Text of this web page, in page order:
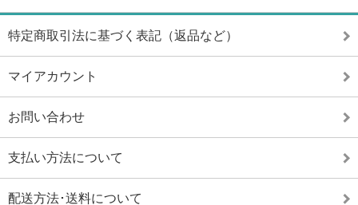
特定商取引法に基づく表記（返品など）
マイアカウント
お問い合わせ
支払い方法について
配送方法･送料について